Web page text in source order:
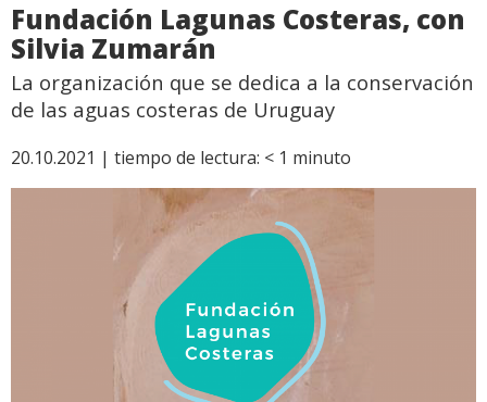
Fundación Lagunas Costeras, con
Silvia Zumarán
La organización que se dedica a la conservación
de las aguas costeras de Uruguay
20.10.2021 | tiempo de lectura: < 1 minuto